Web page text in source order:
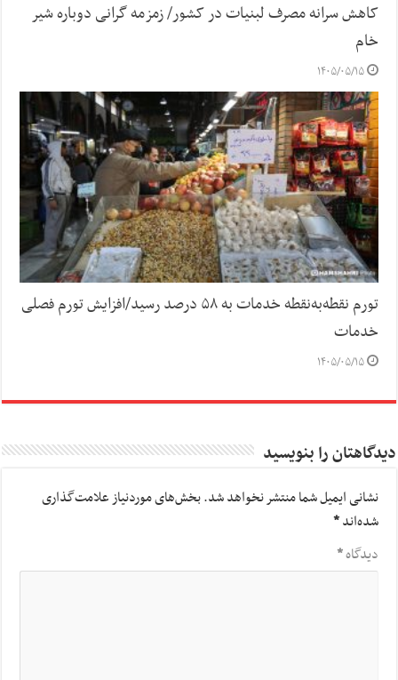
کاهش سرانه مصرف لبنیات در کشور/ زمزمه گرانی دوباره شیر
خام
۱۴۰۵/۰۵/۱۵
تورم نقطه‌به‌نقطه خدمات به ۵۸ درصد رسید/افزایش تورم فصلی
خدمات
۱۴۰۵/۰۵/۱۵
دیدگاهتان را بنویسید
نشانی ایمیل شما منتشر نخواهد شد.بخش‌های موردنیاز علامت‌گذاری
شده‌اند*
دیدگاه*